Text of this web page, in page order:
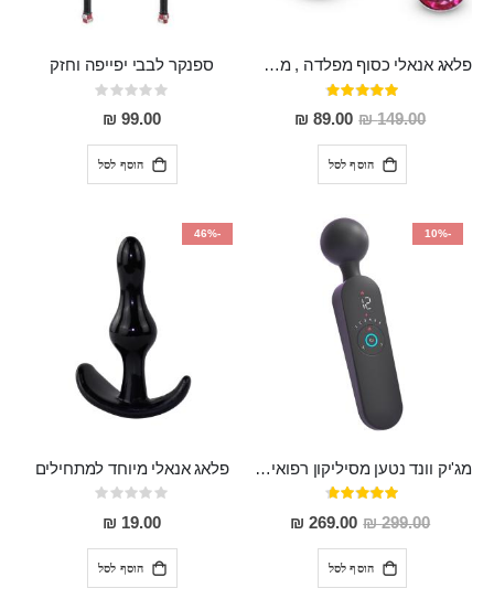
פלאג אנאלי כסוף מפלדה , מתאים ללבישה מתחת לבגדים, בגודל 7.3 על 2.8 ס"מ
דירוג:
97%
149.00 ₪
מחיר
מבצע
89.00 ₪
הוסף לסל
ספנקר לבבי יפייפה וחזק
Rating:
0%
99.00 ₪
הוסף לסל
-10%
מג'יק וונד נטען מסיליקון רפואי חזק בעל 12 מצבי רטט ו6 מהירויות שונות ROMI
דירוג:
93%
299.00 ₪
מחיר
מבצע
269.00 ₪
הוסף לסל
-46%
פלאג אנאלי מיוחד למתחילים
Rating:
0%
19.00 ₪
הוסף לסל